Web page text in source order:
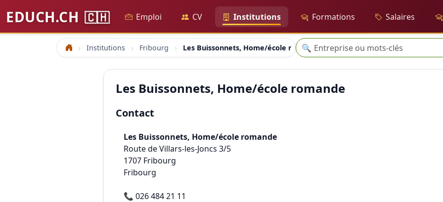
EDUCH.CH 🇨🇭 Emploi CV Institutions Formations Salaires
Accueil Institutions Fribourg Les Buissonnets, Home/école romande
Recherche
🔍
Les Buissonnets, Home/école romande
Contact
Les Buissonnets, Home/école romande
Route de Villars-les-Joncs 3/5
1707 Fribourg
Fribourg
📞 026 484 21 11